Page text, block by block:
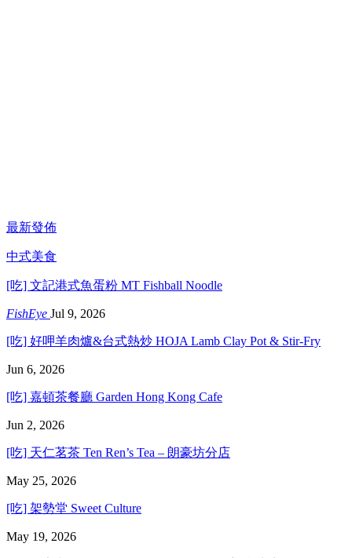
最新發佈
中式美食
[吃] 文記港式魚蛋粉 MT Fishball Noodle
FishEye Jul 9, 2026
[吃] 好呷羊肉爐&台式熱炒 HOJA Lamb Clay Pot & Stir-Fry
Jun 6, 2026
[吃] 嘉頓茶餐廳 Garden Hong Kong Cafe
Jun 2, 2026
[吃] 天仁茗茶 Ten Ren’s Tea – 朗豪坊分店
May 25, 2026
[吃] 架勢堂 Sweet Culture
May 19, 2026